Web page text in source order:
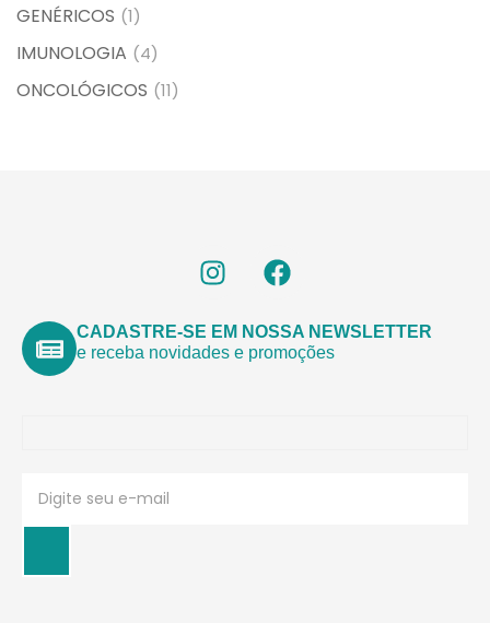
GENÉRICOS (1)
IMUNOLOGIA (4)
ONCOLÓGICOS (11)
CADASTRE-SE EM NOSSA NEWSLETTER
e receba novidades e promoções